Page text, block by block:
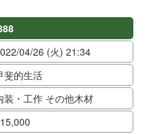
04/26 (火) 21:34
斐的生活
装・工作 その他木材